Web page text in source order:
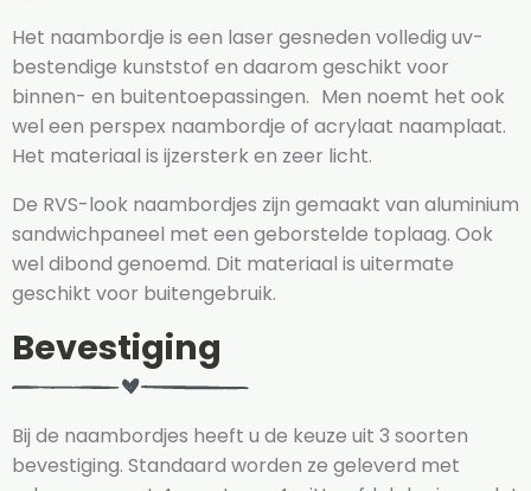
Het naambordje is een laser gesneden volledig uv-
bestendige kunststof en daarom geschikt voor
binnen- en buitentoepassingen. Men noemt het ook
wel een perspex naambordje of acrylaat naamplaat.
Het materiaal is ijzersterk en zeer licht.
De RVS-look naambordjes zijn gemaakt van aluminium
sandwichpaneel met een geborstelde toplaag. Ook
wel dibond genoemd. Dit materiaal is uitermate
geschikt voor buitengebruik.
Bevestiging
Bij de naambordjes heeft u de keuze uit 3 soorten
bevestiging. Standaard worden ze geleverd met